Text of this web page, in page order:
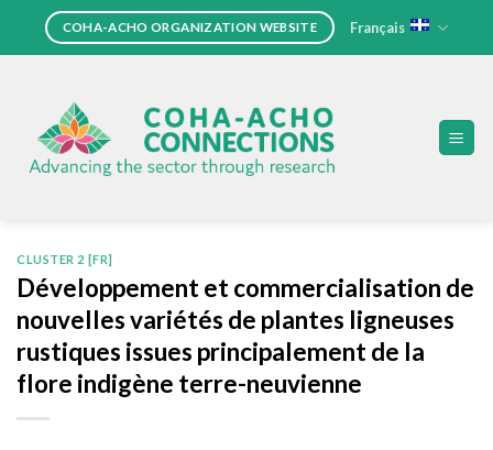
COHA-ACHO ORGANIZATION WEBSITE Français
CLUSTER 2 [FR]
Développement et commercialisation de
nouvelles variétés de plantes ligneuses
rustiques issues principalement de la
flore indigène terre-neuvienne